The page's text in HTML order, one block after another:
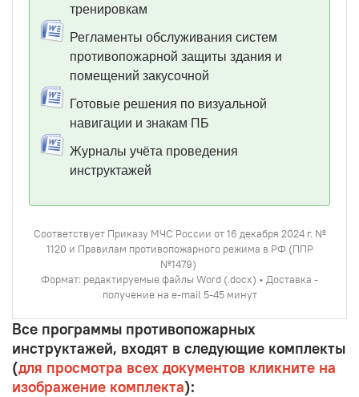
тренировкам
Регламенты обслуживания систем
противопожарной защиты здания и
помещений закусочной
Готовые решения по визуальной
навигации и знакам ПБ
Журналы учёта проведения
инструктажей
Соответствует Приказу МЧС России от 16 декабря 2024 г. №
1120 и Правилам противопожарного режима в РФ (ППР
№1479)
Формат: редактируемые файлы Word (.docx) • Доставка -
получение на e-mail 5-45 минут
Все программы противопожарных
инструктажей, входят в следующие комплекты
(для просмотра всех документов кликните на
изображение комплекта):